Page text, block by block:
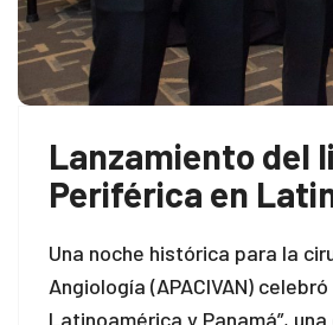
Lanzamiento del
Periférica en
Una noche histórica para la
Angiología (APACIVAN)
Latinoamérica y Panamá”,